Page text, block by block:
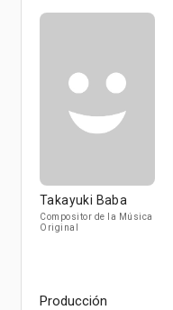
Takayuki Baba
Compositor de la Música
Original
Producción